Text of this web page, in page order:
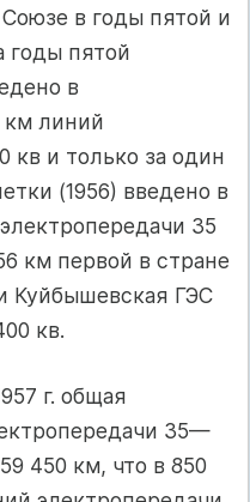
в годы пятой и
годы пятой
в
км линий
кв и только за один
(1956) введено в
35
км первой в стране
Куйбышевская ГЭС
кв.
г. общая
35—
450 км, что в 850